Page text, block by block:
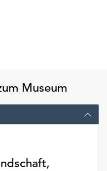
Museum